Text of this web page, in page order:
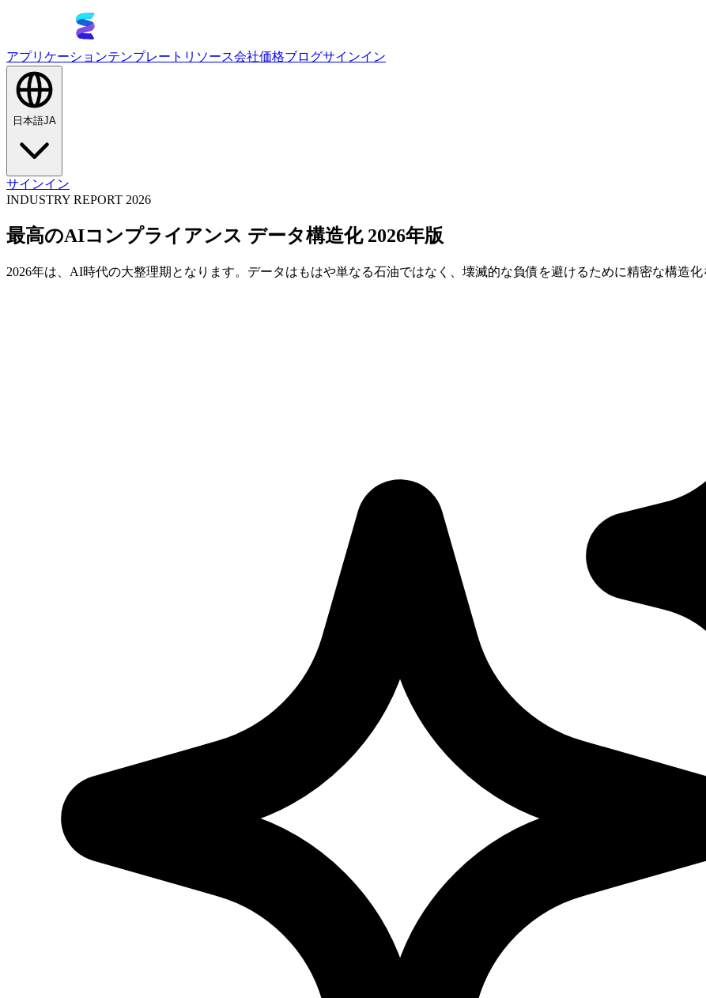
アプリケーションテンプレート リソース会社価格ブログサインイン
日本語JA
サインイン
INDUSTRY REPORT 2026
最高のAIコンプライアンス データ構造化 2026年版
2026年は、AI時代の大整理期となります。データはもはや単なる石油ではなく、壊滅的な負債を避けるために精密な構造